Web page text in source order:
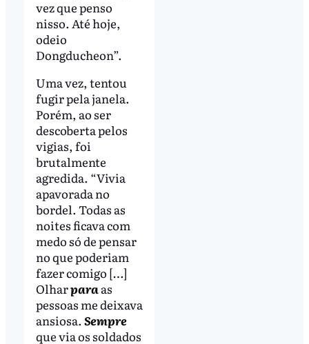
vez que penso
nisso. Até hoje,
odeio
Dongducheon”.
Uma vez, tentou
fugir pela janela.
Porém, ao ser
descoberta pelos
vigias, foi
brutalmente
agredida. “Vivia
apavorada no
bordel. Todas as
noites ficava com
medo só de pensar
no que poderiam
fazer comigo […]
Olharparaas
pessoas me deixava
ansiosa. Sempre
que via os soldados